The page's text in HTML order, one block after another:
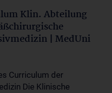
Klin. Abteilung
| MedUni
Curriculum der
Die Klinische